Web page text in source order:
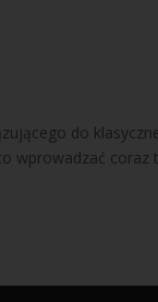
do
wprowadzać